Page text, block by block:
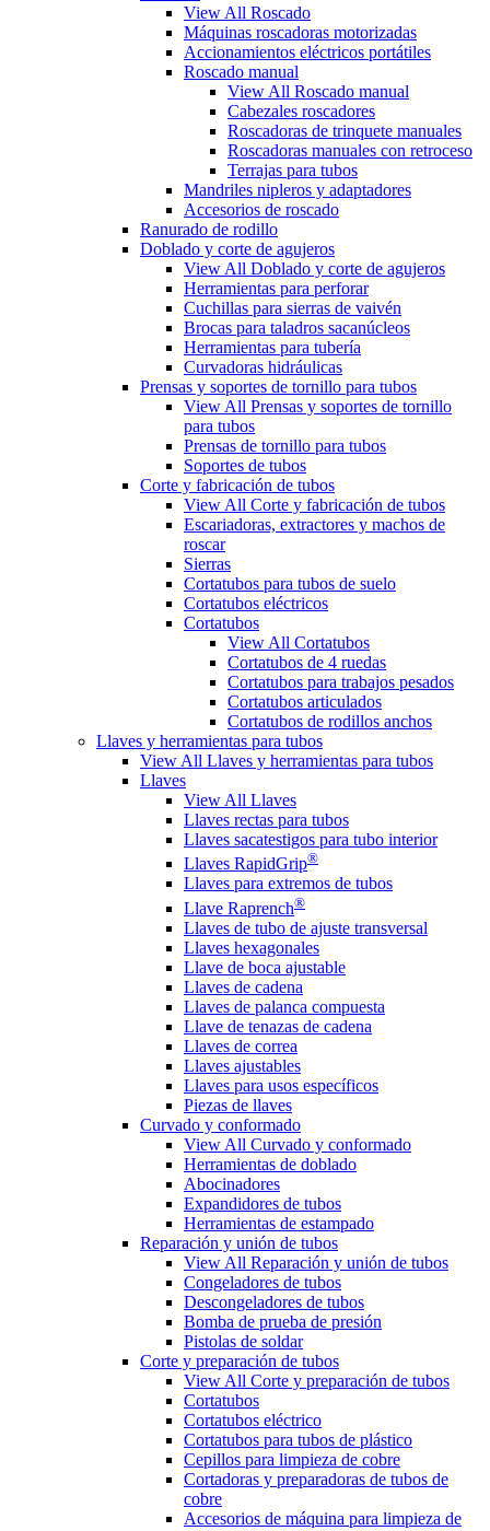
View All Roscado
Máquinas roscadoras motorizadas
Accionamientos eléctricos portátiles
Roscado manual
View All Roscado manual
Cabezales roscadores
Roscadoras de trinquete manuales
Roscadoras manuales con retroceso
Terrajas para tubos
Mandriles nipleros y adaptadores
Accesorios de roscado
Ranurado de rodillo
Doblado y corte de agujeros
View All Doblado y corte de agujeros
Herramientas para perforar
Cuchillas para sierras de vaivén
Brocas para taladros sacanúcleos
Herramientas para tubería
Curvadoras hidráulicas
Prensas y soportes de tornillo para tubos
View All Prensas y soportes de tornillo
para tubos
Prensas de tornillo para tubos
Soportes de tubos
Corte y fabricación de tubos
View All Corte y fabricación de tubos
Escariadoras, extractores y machos de
roscar
Sierras
Cortatubos para tubos de suelo
Cortatubos eléctricos
Cortatubos
View All Cortatubos
Cortatubos de 4 ruedas
Cortatubos para trabajos pesados
Cortatubos articulados
Cortatubos de rodillos anchos
Llaves y herramientas para tubos
View All Llaves y herramientas para tubos
Llaves
View All Llaves
Llaves rectas para tubos
Llaves sacatestigos para tubo interior
Llaves RapidGrip®
Llaves para extremos de tubos
Llave Raprench®
Llaves de tubo de ajuste transversal
Llaves hexagonales
Llave de boca ajustable
Llaves de cadena
Llaves de palanca compuesta
Llave de tenazas de cadena
Llaves de correa
Llaves ajustables
Llaves para usos específicos
Piezas de llaves
Curvado y conformado
View All Curvado y conformado
Herramientas de doblado
Abocinadores
Expandidores de tubos
Herramientas de estampado
Reparación y unión de tubos
View All Reparación y unión de tubos
Congeladores de tubos
Descongeladores de tubos
Bomba de prueba de presión
Pistolas de soldar
Corte y preparación de tubos
View All Corte y preparación de tubos
Cortatubos
Cortatubos eléctrico
Cortatubos para tubos de plástico
Cepillos para limpieza de cobre
Cortadoras y preparadoras de tubos de
cobre
Accesorios de máquina para limpieza de